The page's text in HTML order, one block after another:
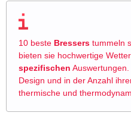
10 beste Bressers tummeln
bieten sie hochwertige
spezifischen
Design und in der Anzahl
thermische und